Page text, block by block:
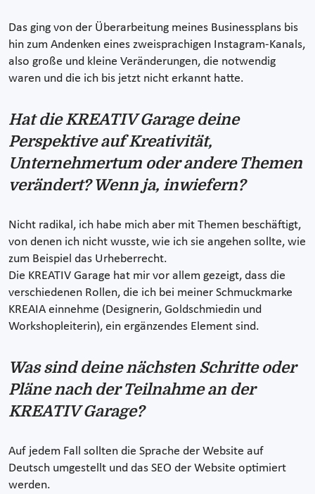
Das ging von der Überarbeitung meines Businessplans bis
hin zum Andenken eines zweisprachigen Instagram-Kanals,
also große und kleine Veränderungen, die notwendig
waren und die ich bis jetzt nicht erkannt hatte.
Hat die KREATIV Garage deine
Perspektive auf Kreativität,
Unternehmertum oder andere Themen
verändert? Wenn ja, inwiefern?
Nicht radikal, ich habe mich aber mit Themen beschäftigt,
von denen ich nicht wusste, wie ich sie angehen sollte, wie
zum Beispiel das Urheberrecht.
Die KREATIV Garage hat mir vor allem gezeigt, dass die
verschiedenen Rollen, die ich bei meiner Schmuckmarke
KREAIA einnehme (Designerin, Goldschmiedin und
Workshopleiterin), ein ergänzendes Element sind.
Was sind deine nächsten Schritte oder
Pläne nach der Teilnahme an der
KREATIV Garage?
Auf jedem Fall sollten die Sprache der Website auf
Deutsch umgestellt und das SEO der Website optimiert
werden.